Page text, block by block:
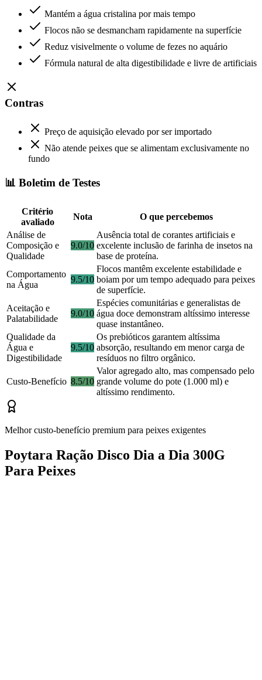
Mantém a água cristalina por mais tempo
Flocos não se desmancham rapidamente na superfície
Reduz visivelmente o volume de fezes no aquário
Fórmula natural de alta digestibilidade e livre de artificiais
Contras
Preço de aquisição elevado por ser importado
Não atende peixes que se alimentam exclusivamente no
fundo
📊 Boletim de Testes
Critério
avaliado
Nota
O que percebemos
Análise de
Composição e
Qualidade
9.0/10
Ausência total de corantes artificiais e
excelente inclusão de farinha de insetos na
base de proteína.
Comportamento
na Água
9.5/10
Flocos mantêm excelente estabilidade e
boiam por um tempo adequado para peixes
de superfície.
Aceitação e
Palatabilidade
9.0/10
Espécies comunitárias e generalistas de
água doce demonstram altíssimo interesse
quase instantâneo.
Qualidade da
Água e
Digestibilidade
9.5/10
Os prebióticos garantem altíssima
absorção, resultando em menor carga de
resíduos no filtro orgânico.
Custo-Benefício 8.5/10
Valor agregado alto, mas compensado pelo
grande volume do pote (1.000 ml) e
altíssimo rendimento.
Melhor custo-benefício premium para peixes exigentes
Poytara Ração Disco Dia a Dia 300G
Para Peixes